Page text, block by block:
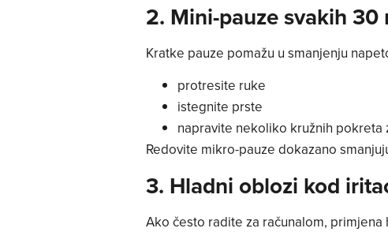
2. Mini-pauze svakih 30
Kratke pauze pomažu u smanjenju
protresite ruke
istegnite prste
napravite nekoliko kružnih pokreta
Redovite mikro-pauze dokazano
3. Hladni oblozi kod
Ako često radite za računalom,